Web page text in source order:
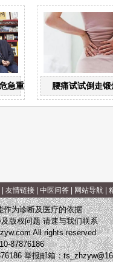
急重症大有可为腰痛试试倒走锻
| 友情链接| 中医问答| 网站导航|
作为诊断及医疗的依据
版权问题 请速与我们联系
All rights reserved
87876186
举报邮箱：